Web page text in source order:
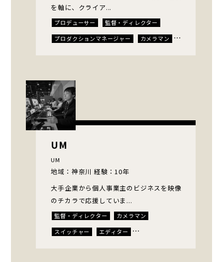
を軸に、クライア...
プロデューサー
監督・ディレクター
プロダクションマネージャー
カメラマン
エディター
UM
UM
地域：神奈川 経験：10年
大手企業から個人事業主のビジネスを映像
のチカラで応援していま...
監督・ディレクター
カメラマン
スイッチャー
エディター
キャスティングディレクター